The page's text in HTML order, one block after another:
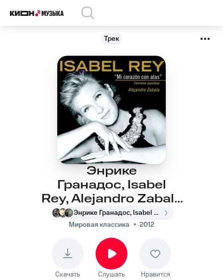
Трек
Энрике
Гранадос, Isabel
Rey, Alejandro Zabala
- Enrique Granados
¨Colección de
Tonadillas¨: La Maja
Dolorosa: La Maja
Dolorosa
Энрике Гранадос, Isabel Rey, Alejandro Zabala
Мировая классика
2012
Скачать Слушать Нравится